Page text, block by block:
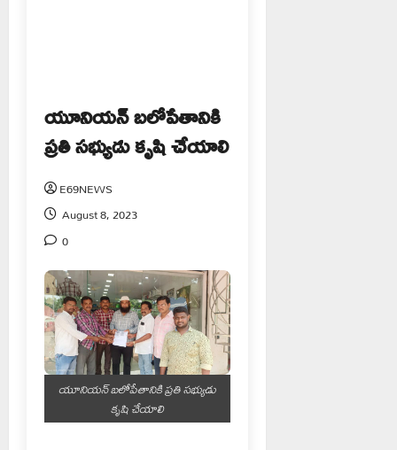
యూనియన్ బలోపేతానికి
ప్రతి సభ్యుడు కృషి చేయాలి
E69NEWS
August 8, 2023
0
యూనియన్ బలోపేతానికి ప్రతి సభ్యుడు
కృషి చేయాలి